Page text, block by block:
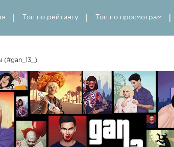
Топ по рейтингу Топ по просмотрам